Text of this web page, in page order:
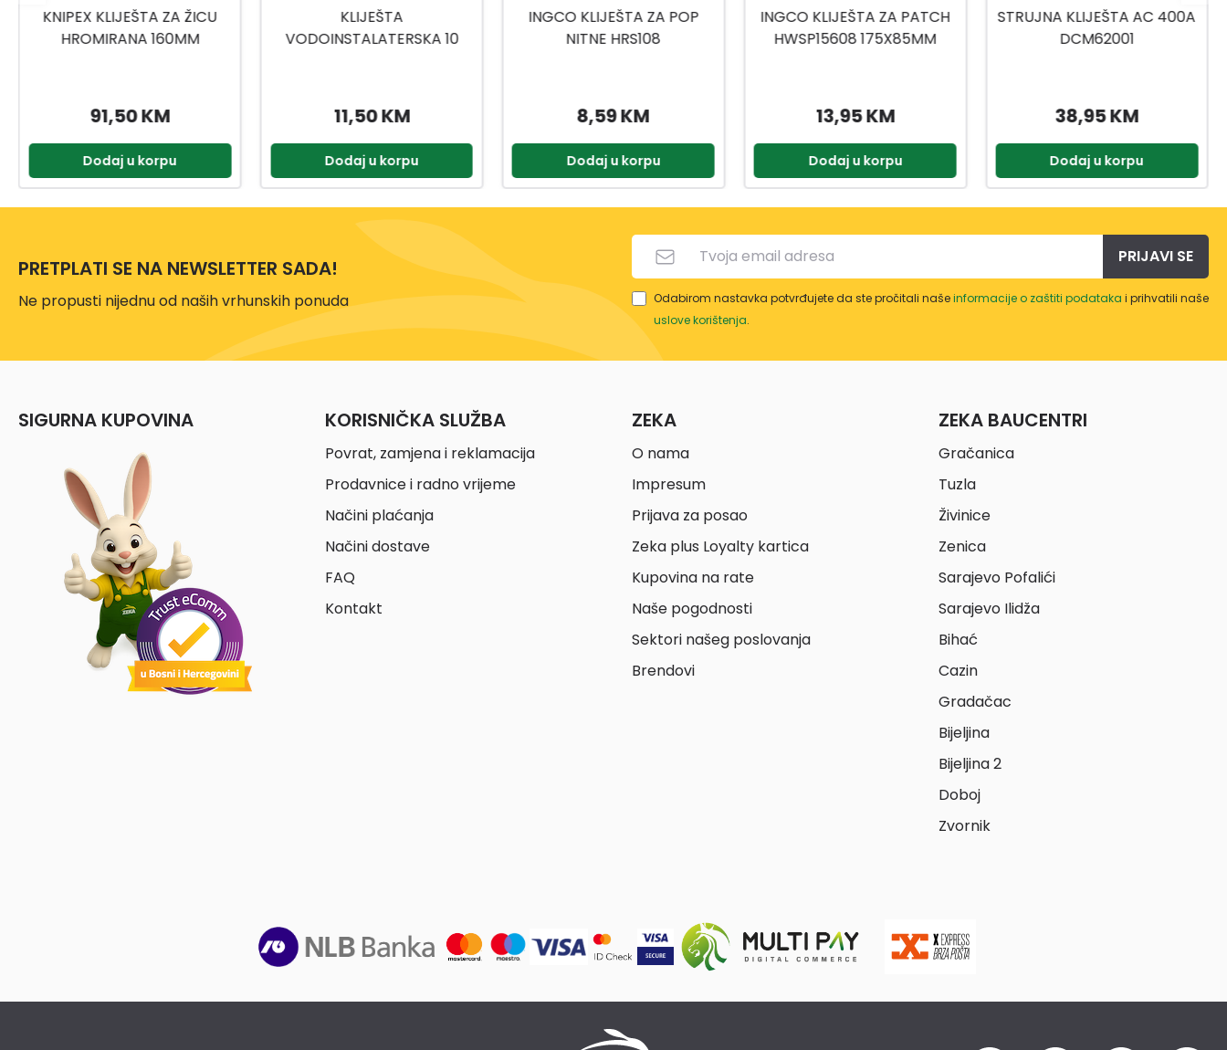
KLIJEŠTA
VODOINSTALATERSKA 10
11,50 KM
Dodaj u korpu
INGCO KLIJEŠTA ZA POP
NITNE HRS108
8,59 KM
Dodaj u korpu
INGCO KLIJEŠTA ZA PATCH
HWSP15608 175X85MM
13,95 KM
Dodaj u korpu
STRUJNA KLIJEŠTA AC 400A
DCM62001
38,95 KM
Dodaj u korpu
KLIJEŠTA SJEČKE
HIHLDCP28160
12,99 KM
Dodaj u korpu
PRETPLATI SE NA NEWSLETTER SADA!
Ne propusti nijednu od naših vrhunskih ponuda
PRIJAVI SE
Odabirom nastavka potvrđujete da ste pročitali našeinformacije o zaštiti podataka i prihvatili naše
uslove korištenja.
SIGURNA KUPOVINA KORISNIČKA SLUŽBA
Povrat, zamjena i reklamacija
Prodavnice i radno vrijeme
Načini plaćanja
Načini dostave
FAQ
Kontakt
ZEKA
O nama
Impresum
Prijava za posao
Zeka plus Loyalty kartica
Kupovina na rate
Naše pogodnosti
Sektori našeg poslovanja
Brendovi
ZEKA BAUCENTRI
Gračanica
Tuzla
Živinice
Zenica
Sarajevo Pofalići
Sarajevo Ilidža
Bihać
Cazin
Gradačac
Bijeljina
Bijeljina 2
Doboj
Zvornik